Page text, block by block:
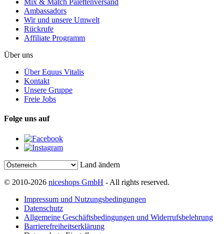
Mix & Match Palettenversand
Ambassadors
Wir und unsere Umwelt
Rückrufe
Affiliate Programm
Über uns
Über Equus Vitalis
Kontakt
Unsere Gruppe
Freie Jobs
Folge uns auf
Land ändern
© 2010-2026 niceshops GmbH - All rights reserved.
Impressum und Nutzungsbedingungen
Datenschutz
Allgemeine Geschäftsbedingungen und Widerrufsbelehrung
Barrierefreiheitserklärung